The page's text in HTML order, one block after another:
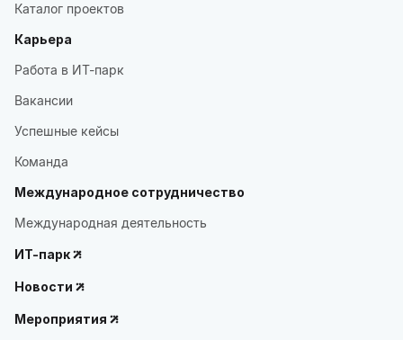
Каталог проектов
Карьера
Работа в ИТ-парк
Вакансии
Успешные кейсы
Команда
Международное сотрудничество
Международная деятельность
ИТ-парк
Новости
Мероприятия